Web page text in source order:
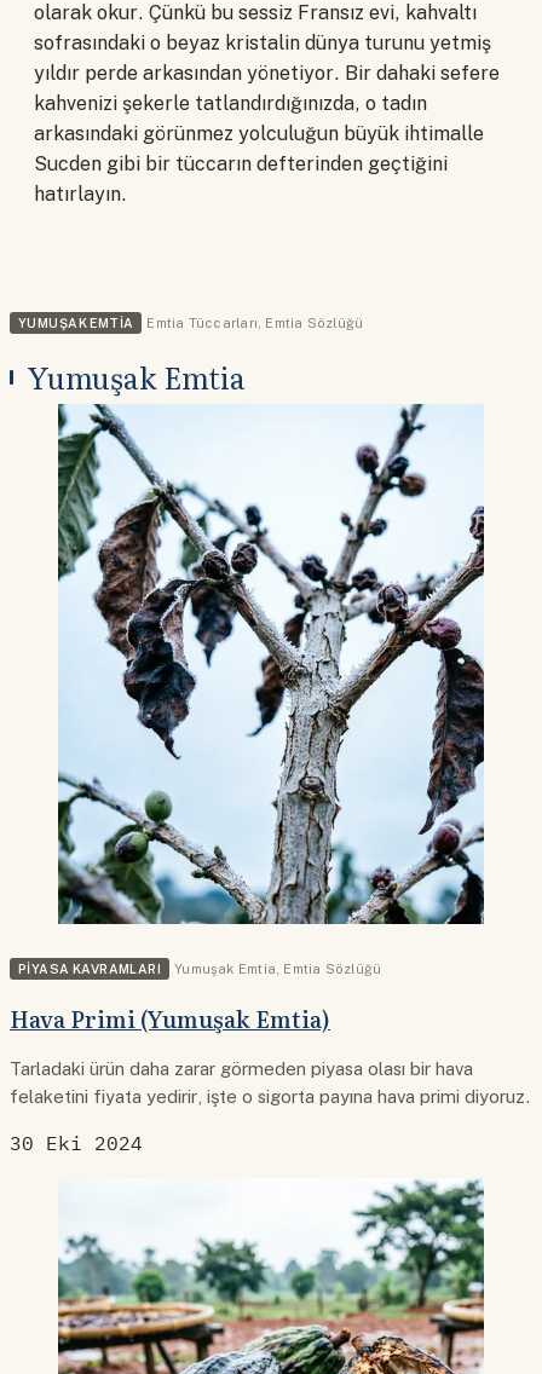
olarak okur. Çünkü bu sessiz Fransız evi, kahvaltı
sofrasındaki o beyaz kristalin dünya turunu yetmiş
yıldır perde arkasından yönetiyor. Bir dahaki sefere
kahvenizi şekerle tatlandırdığınızda, o tadın
arkasındaki görünmez yolculuğun büyük ihtimalle
Sucden gibi bir tüccarın defterinden geçtiğini
hatırlayın.
YUMUŞAK EMTIA Emtia Tüccarları, Emtia Sözlüğü
Yumuşak Emtia
PIYASA KAVRAMLARI Yumuşak Emtia, Emtia Sözlüğü
Hava Primi (Yumuşak Emtia)
Tarladaki ürün daha zarar görmeden piyasa olası bir hava
felaketini fiyata yedirir, işte o sigorta payına hava primi diyoruz.
30 Eki 2024